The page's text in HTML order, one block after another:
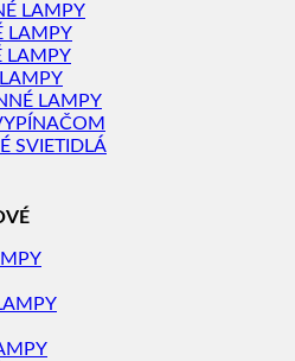
LAMPY
LAMPY
LAMPY
LAMPY
SVIETIDLÁ